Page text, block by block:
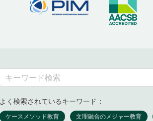
よく検索されているキーワード：